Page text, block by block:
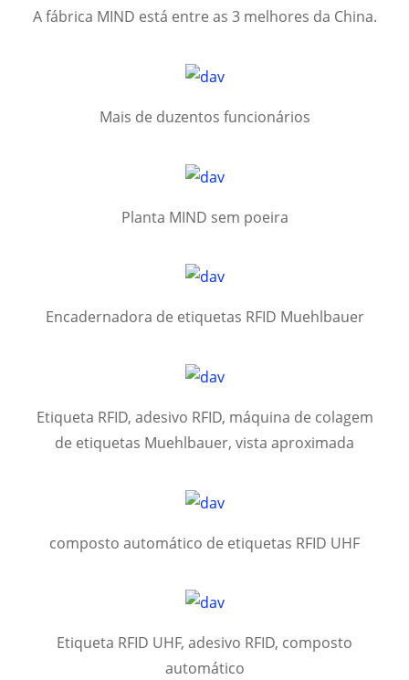
A fábrica MIND está entre as 3 melhores da China.
Mais de duzentos funcionários
Planta MIND sem poeira
Encadernadora de etiquetas RFID Muehlbauer
Etiqueta RFID, adesivo RFID, máquina de colagem
de etiquetas Muehlbauer, vista aproximada
composto automático de etiquetas RFID UHF
Etiqueta RFID UHF, adesivo RFID, composto
automático